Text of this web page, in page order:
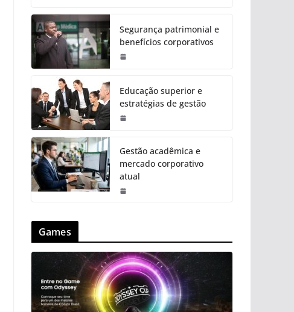
Segurança patrimonial e
benefícios corporativos
Educação superior e
estratégias de gestão
Gestão acadêmica e
mercado corporativo
atual
Games